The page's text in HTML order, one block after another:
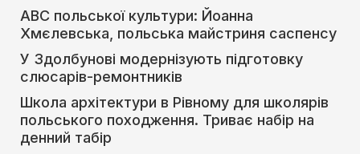
АВС польської культури: Йоанна
Хмєлевська, польська майстриня саспенсу
У Здолбунові модернізують підготовку
слюсарів-ремонтників
Школа архітектури в Рівному для школярів
польського походження. Триває набір на
денний табір